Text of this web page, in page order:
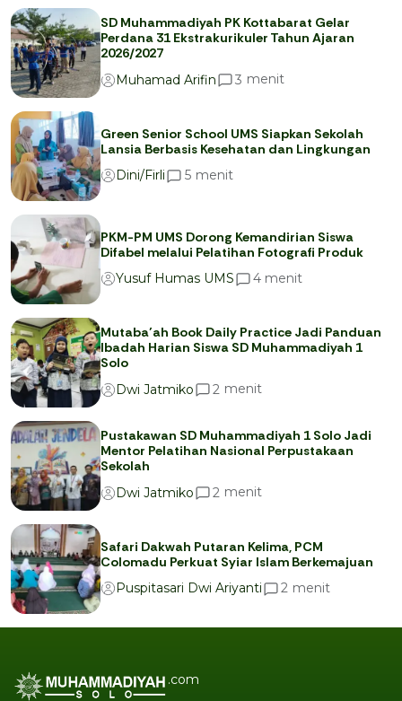
SD Muhammadiyah PK Kottabarat Gelar
Perdana 31 Ekstrakurikuler Tahun Ajaran
2026/2027
Muhamad Arifin
3 menit
Green Senior School UMS Siapkan Sekolah
Lansia Berbasis Kesehatan dan Lingkungan
Dini/Firli
5 menit
PKM-PM UMS Dorong Kemandirian Siswa
Difabel melalui Pelatihan Fotografi Produk
Yusuf Humas UMS
4 menit
Mutaba’ah Book Daily Practice Jadi Panduan
Ibadah Harian Siswa SD Muhammadiyah 1
Solo
Dwi Jatmiko
2 menit
Pustakawan SD Muhammadiyah 1 Solo Jadi
Mentor Pelatihan Nasional Perpustakaan
Sekolah
Dwi Jatmiko
2 menit
Safari Dakwah Putaran Kelima, PCM
Colomadu Perkuat Syiar Islam Berkemajuan
Puspitasari Dwi Ariyanti
2 menit
.com